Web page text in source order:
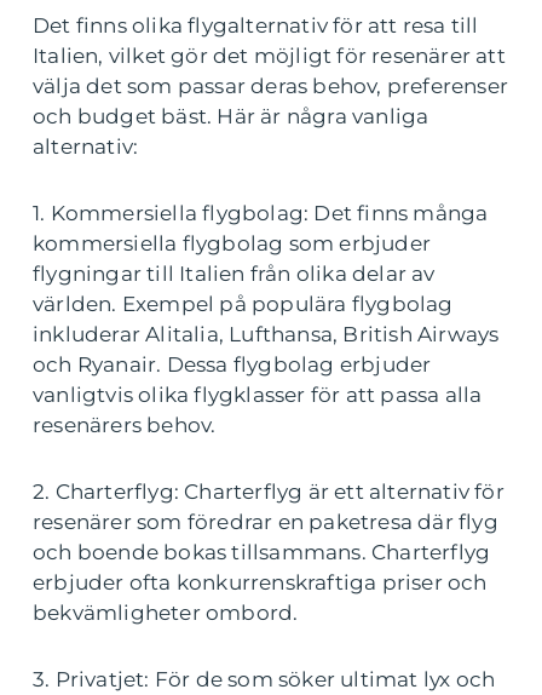
Det finns olika flygalternativ för att resa till
Italien, vilket gör det möjligt för resenärer att
välja det som passar deras behov, preferenser
och budget bäst. Här är några vanliga
alternativ:
1. Kommersiella flygbolag: Det finns många
kommersiella flygbolag som erbjuder
flygningar till Italien från olika delar av
världen. Exempel på populära flygbolag
inkluderar Alitalia, Lufthansa, British Airways
och Ryanair. Dessa flygbolag erbjuder
vanligtvis olika flygklasser för att passa alla
resenärers behov.
2. Charterflyg: Charterflyg är ett alternativ för
resenärer som föredrar en paketresa där flyg
och boende bokas tillsammans. Charterflyg
erbjuder ofta konkurrenskraftiga priser och
bekvämligheter ombord.
3. Privatjet: För de som söker ultimat lyx och